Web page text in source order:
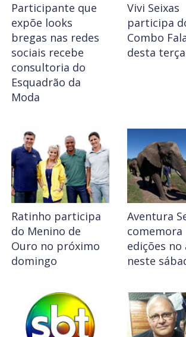
Participante que
expõe looks
bregas nas redes
sociais recebe
consultoria do
Esquadrão da
Moda
Vivi Seixas
participa
Combo
desta
Ratinho participa
do Menino de
Ouro no próximo
domingo
Aventura
comemora
edições no
neste